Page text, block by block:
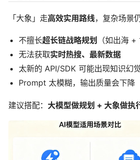
「大象」走高效实用路线，复杂场景
不擅长超长链战略规划 （如出海 +
无法获取实时热搜、最新数据
太新的 API/SDK 可能出现知识幻
Prompt 太模糊，输出质量会下降
建议搭配： 大模型做规划 + 大象做执